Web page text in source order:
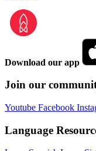
Download our app
Join our
Youtube Facebook
Language